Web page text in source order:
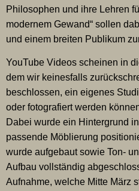
Philosophen und ihre Lehren
modernem Gewand“ sollen
und einem breiten Publikum
YouTube Videos scheinen in
dem wir keinesfalls
beschlossen, ein eigenes
oder fotografiert werden
Dabei wurde ein Hintergrund
passende Möblierung
wurde aufgebaut sowie Ton-
Aufbau vollständig
Aufnahme, welche Mitte März